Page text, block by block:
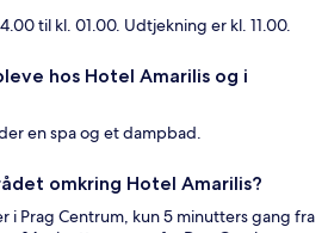
til kl. 01.00. Udtjekning er kl. 11.00.
hos Hotel Amarilis og i
en spa og et dampbad.
omkring Hotel Amarilis?
i Prag Centrum, kun 5 minutters gang fra